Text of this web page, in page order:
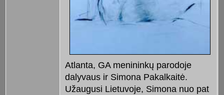
Atlanta, GA menininkų parodoje
dalyvaus ir Simona Pakalkaitė.
Užaugusi Lietuvoje, Simona nuo pat